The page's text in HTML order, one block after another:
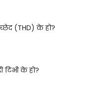
(THD) के हो?
के हो?